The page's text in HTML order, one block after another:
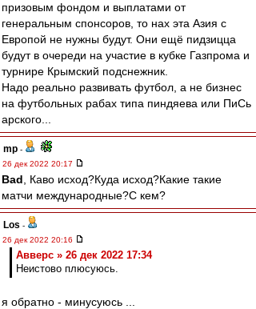
призовым фондом и выплатами от
генеральным спонсоров, то нах эта Азия с
Европой не нужны будут. Они ещё пидзицца
будут в очереди на участие в кубке Газпрома и
турнире Крымский подснежник.
Надо реально развивать футбол, а не бизнес
на футбольных рабах типа пиндяева или ПиСь
арского...
mp -
26 дек 2022 20:17
Bad , Каво исход?Куда исход?Какие такие
матчи международные?С кем?
Los -
26 дек 2022 20:16
Авверс » 26 дек 2022 17:34
Неистово плюсуюсь.
я обратно - минусуюсь ...